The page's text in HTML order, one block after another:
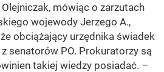
mówiąc o zarzutach
wojewody Jerzego A.,
obciążający urzędnika świadek
senatorów PO. Prokuratorzy są
takiej wiedzy posiadać. –